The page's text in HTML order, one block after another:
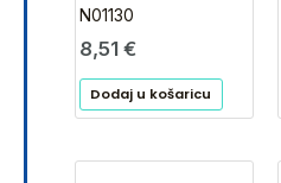
N01130
8,51 €
Dodaj u košaricu